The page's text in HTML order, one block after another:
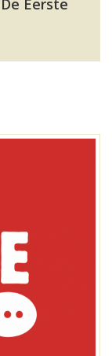
Eerste